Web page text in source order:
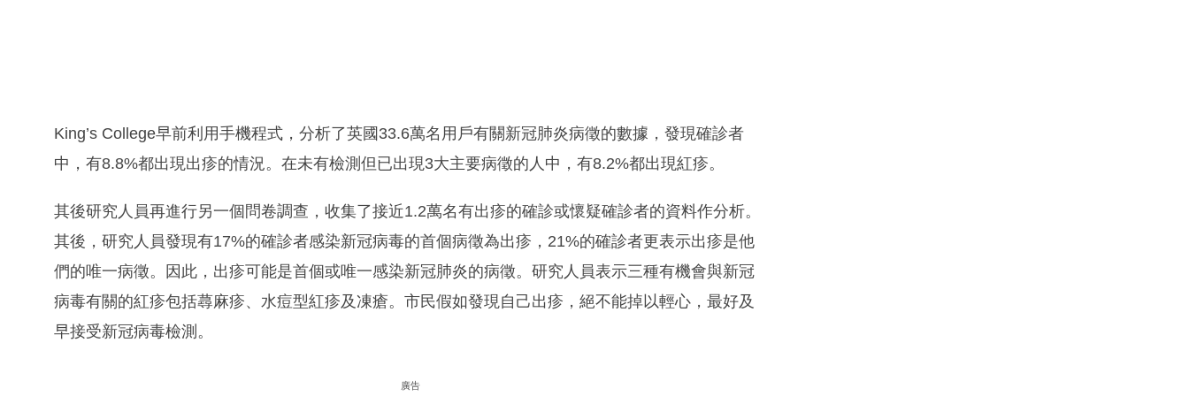
King’s College早前利用手機程式，分析了英國33.6萬名用戶有關新冠肺炎病徵的數據，發現確診者
中，有8.8%都出現出疹的情況。在未有檢測但已出現3大主要病徵的人中，有8.2%都出現紅疹。
其後研究人員再進行另一個問卷調查，收集了接近1.2萬名有出疹的確診或懷疑確診者的資料作分析。
其後，研究人員發現有17%的確診者感染新冠病毒的首個病徵為出疹，21%的確診者更表示出疹是他
們的唯一病徵。因此，出疹可能是首個或唯一感染新冠肺炎的病徵。研究人員表示三種有機會與新冠
病毒有關的紅疹包括蕁麻疹、水痘型紅疹及凍瘡。市民假如發現自己出疹，絕不能掉以輕心，最好及
早接受新冠病毒檢測。
廣告